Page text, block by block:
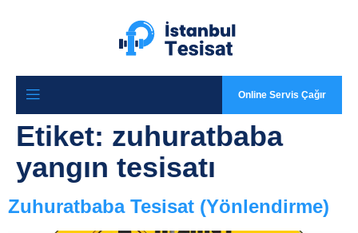
Online Servis Çağır
Etiket: zuhuratbaba
yangın tesisatı
Zuhuratbaba Tesisat (Yönlendirme)